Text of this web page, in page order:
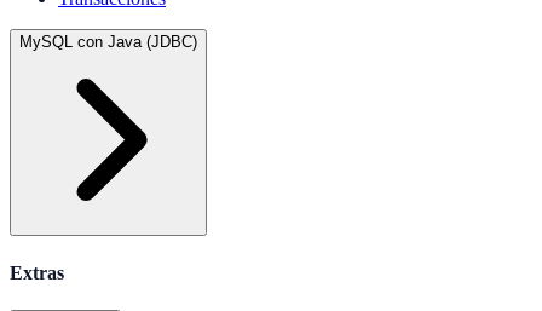
MySQL con Java (JDBC)
Extras